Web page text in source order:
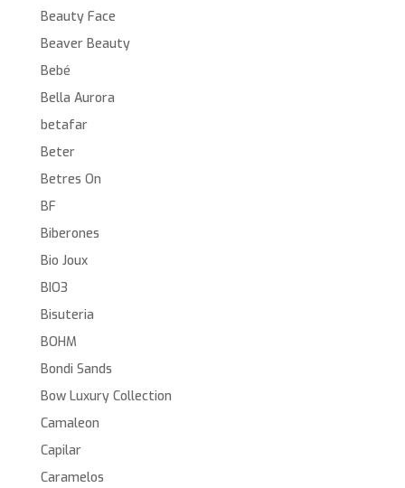
Beauty Face
Beaver Beauty
Bebé
Bella Aurora
betafar
Beter
Betres On
BF
Biberones
Bio Joux
BIO3
Bisuteria
BOHM
Bondi Sands
Bow Luxury Collection
Camaleon
Capilar
Caramelos